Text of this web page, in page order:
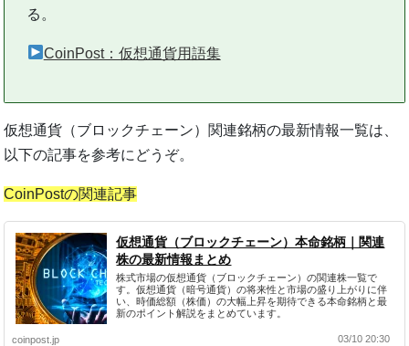
る。
CoinPost：仮想通貨用語集
仮想通貨（ブロックチェーン）関連銘柄の最新情報一覧は、
以下の記事を参考にどうぞ。
CoinPostの関連記事
仮想通貨（ブロックチェーン）本命銘柄｜関連
株の最新情報まとめ
株式市場の仮想通貨（ブロックチェーン）の関連株一覧で
す。仮想通貨（暗号通貨）の将来性と市場の盛り上がりに伴
い、時価総額（株価）の大幅上昇を期待できる本命銘柄と最
新のポイント解説をまとめています。
coinpost.jp 03/10 20:30